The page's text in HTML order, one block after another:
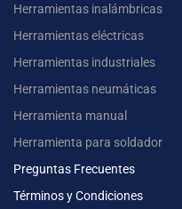
Herramientas inalámbricas
Herramientas eléctricas
Herramientas industriales
Herramientas neumáticas
Herramienta manual
Herramienta para soldador
Preguntas Frecuentes
Términos y Condiciones